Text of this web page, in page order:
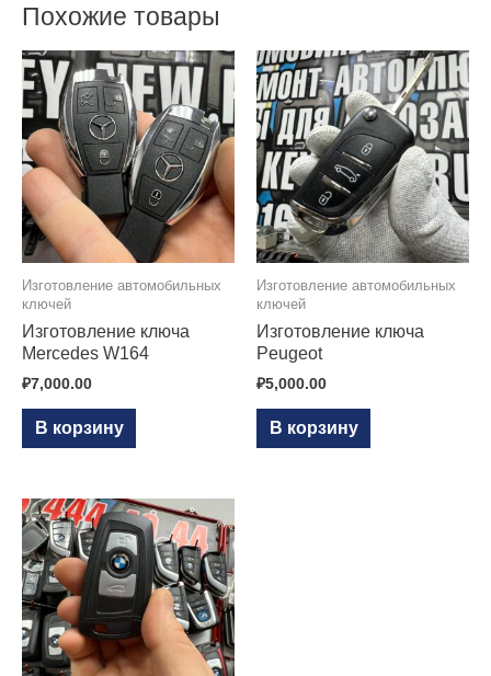
Похожие товары
Изготовление автомобильных
ключей
Изготовление ключа
Mercedes W164
₽7,000.00
В корзину
Изготовление автомобильных
ключей
Изготовление ключа
Peugeot
₽5,000.00
В корзину